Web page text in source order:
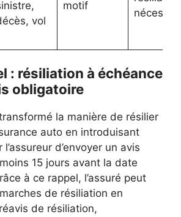
vol
motif
: résiliation à échéance
obligatoire
la manière de résilier
auto en introduisant
l’assureur d’envoyer un avis
15 jours avant la date
à ce rappel, l’assuré peut
de résiliation en
de résiliation,